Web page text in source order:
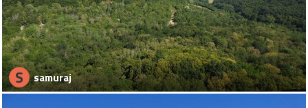
S samuraj